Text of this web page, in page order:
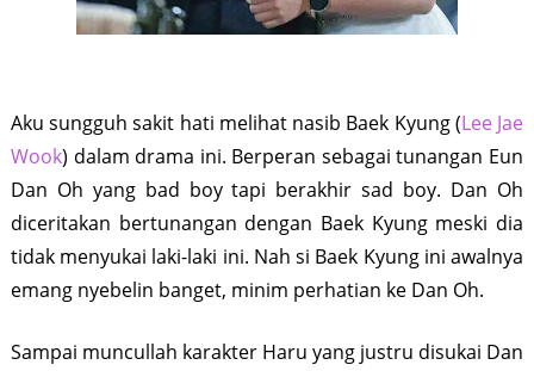
Aku sungguh sakit hati melihat nasib Baek Kyung (Lee Jae
Wook) dalam drama ini. Berperan sebagai tunangan Eun
Dan Oh yang bad boy tapi berakhir sad boy. Dan Oh
diceritakan bertunangan dengan Baek Kyung meski dia
tidak menyukai laki-laki ini. Nah si Baek Kyung ini awalnya
emang nyebelin banget, minim perhatian ke Dan Oh.
Sampai muncullah karakter Haru yang justru disukai Dan